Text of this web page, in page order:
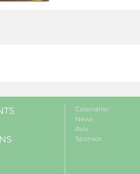
Calendrier
News
Avis
Sponsor